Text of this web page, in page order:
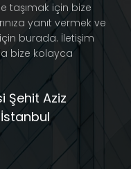
taşımak için bize
yanıt vermek ve
burada. İletişim
bize kolayca
Şehit Aziz